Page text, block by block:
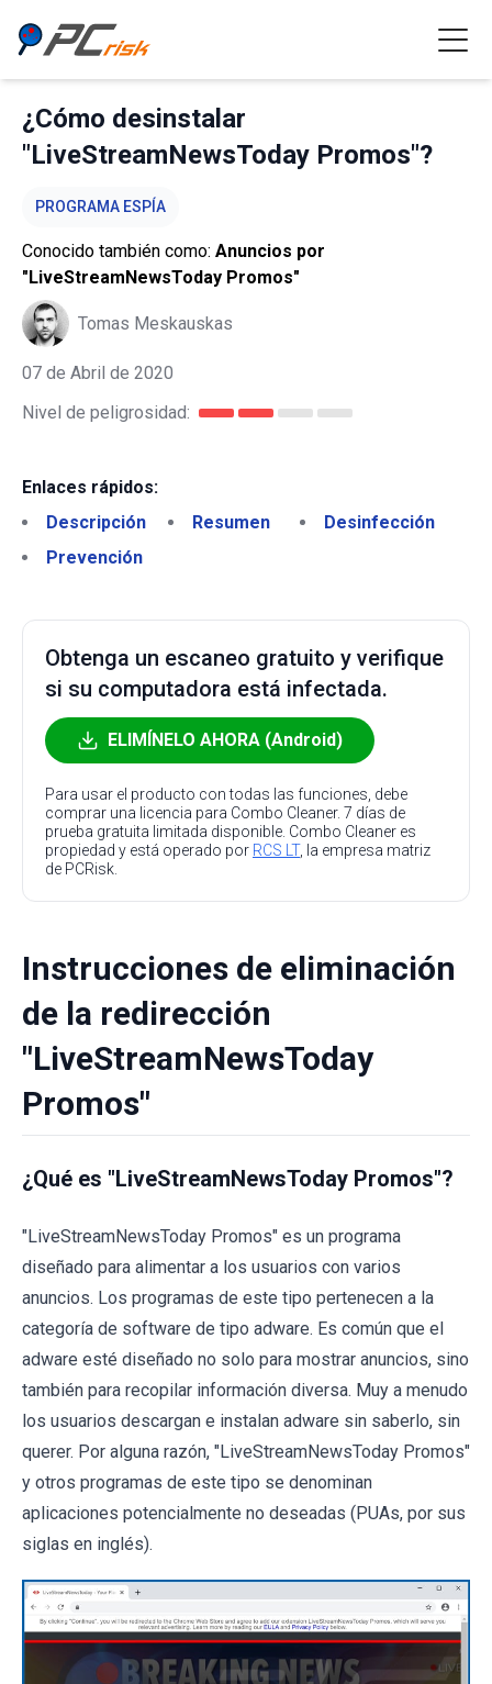
¿Cómo desinstalar
"LiveStreamNewsToday Promos"?
PROGRAMA ESPÍA
Conocido también como: Anuncios por
"LiveStreamNewsToday Promos"
Tomas Meskauskas
07 de Abril de 2020
Nivel de peligrosidad:
Enlaces rápidos:
Descripción
Resumen
Desinfección
Prevención
Obtenga un escaneo gratuito y verifique
si su computadora está infectada.
ELIMÍNELO AHORA (Android)
Para usar el producto con todas las funciones, debe
comprar una licencia para Combo Cleaner. 7 días de
prueba gratuita limitada disponible. Combo Cleaner es
propiedad y está operado por RCS LT, la empresa matriz
de PCRisk.
Instrucciones de eliminación
de la redirección
"LiveStreamNewsToday
Promos"
¿Qué es "LiveStreamNewsToday Promos"?
"LiveStreamNewsToday Promos" es un programa
diseñado para alimentar a los usuarios con varios
anuncios. Los programas de este tipo pertenecen a la
categoría de software de tipo adware. Es común que el
adware esté diseñado no solo para mostrar anuncios, sino
también para recopilar información diversa. Muy a menudo
los usuarios descargan e instalan adware sin saberlo, sin
querer. Por alguna razón, "LiveStreamNewsToday Promos"
y otros programas de este tipo se denominan
aplicaciones potencialmente no deseadas (PUAs, por sus
siglas en inglés).